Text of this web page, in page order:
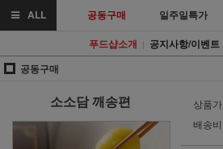
ALL 공동구매 일주일특가
푸드샵소개 | 공지사항/이벤트
공동구매
소소담 깨송편 상품가
배송비